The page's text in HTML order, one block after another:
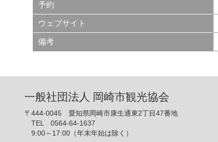
予約
ウェブサイト
備考
一般社団法人 岡崎市観光協会
〒444-0045 愛知県岡崎市康生通東2丁目47番地
TEL 0564-64-1637
9:00～17:00（年末年始は除く）